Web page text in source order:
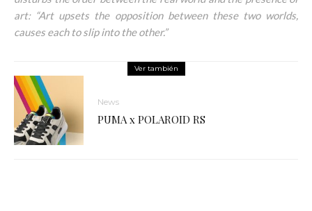
art: “Art upsets the opposition between these two worlds,
causes each to slip into the other.”
Ver también
News
PUMA x POLAROID RS